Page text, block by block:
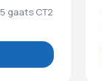
gaats CT2